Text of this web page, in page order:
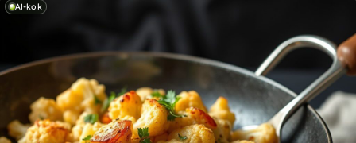
AI-kok